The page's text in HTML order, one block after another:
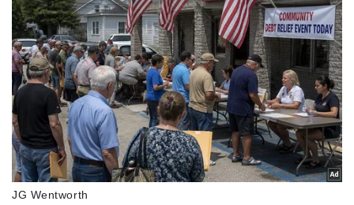
Sức khỏe
Dinh dưỡng - món ngon
Cây thuốc
Sản phụ khoa
Nhi khoa
Nam khoa
Làm đẹp - giảm cân
Đời sống
Nhà đẹp
Blog
Tình yêu - Gia đình